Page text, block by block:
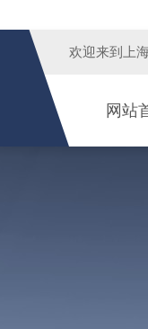
欢迎来到 上
网站